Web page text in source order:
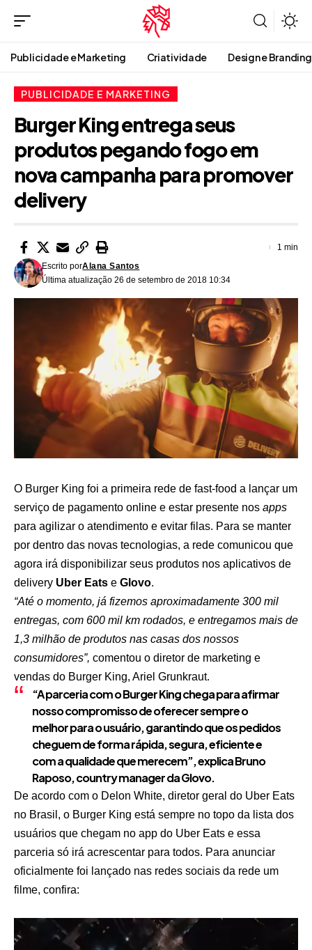
Publicidade e Marketing Criatividade Design e Branding
PUBLICIDADE E MARKETING
Burger King entrega seus
produtos pegando fogo em
nova campanha para promover
delivery
Última atualização 26 de setembro de 2018 10:34
Escrito porAlana Santos
1 min
O Burger King foi a primeira rede de fast-food a lançar um
serviço de pagamento online e estar presente nos apps
para agilizar o atendimento e evitar filas. Para se manter
por dentro das novas tecnologias, a rede comunicou que
agora irá disponibilizar seus produtos nos aplicativos de
delivery Uber Eats e Glovo.
“Até o momento, já fizemos aproximadamente 300 mil
entregas, com 600 mil km rodados, e entregamos mais de
1,3 milhão de produtos nas casas dos nossos
consumidores”, comentou o diretor de marketing e
vendas do Burger King, Ariel Grunkraut.
“A parceria com o Burger King chega para afirmar
nosso compromisso de oferecer sempre o
melhor para o usuário, garantindo que os pedidos
cheguem de forma rápida, segura, eficiente e
com a qualidade que merecem”, explica Bruno
Raposo, country manager da Glovo.
De acordo com o Delon White, diretor geral do Uber Eats
no Brasil, o Burger King está sempre no topo da lista dos
usuários que chegam no app do Uber Eats e essa
parceria só irá acrescentar para todos. Para anunciar
oficialmente foi lançado nas redes sociais da rede um
filme, confira:
Tocador
de